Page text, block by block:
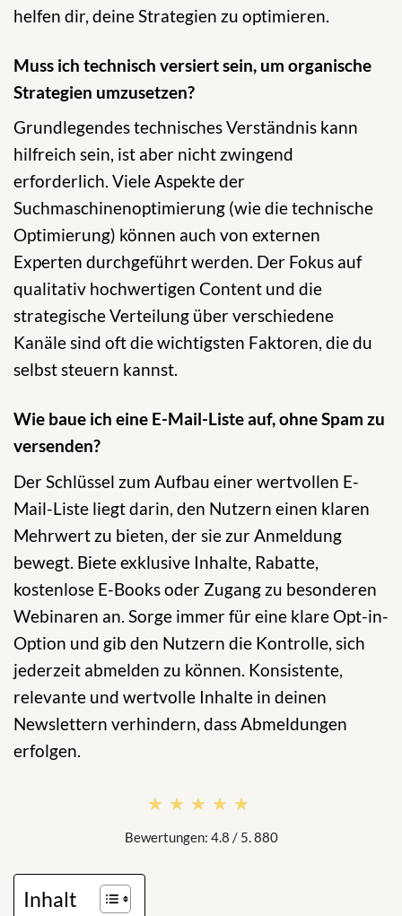
helfen dir, deine Strategien zu optimieren.
Muss ich technisch versiert sein, um organische
Strategien umzusetzen?
Grundlegendes technisches Verständnis kann
hilfreich sein, ist aber nicht zwingend
erforderlich. Viele Aspekte der
Suchmaschinenoptimierung (wie die technische
Optimierung) können auch von externen
Experten durchgeführt werden. Der Fokus auf
qualitativ hochwertigen Content und die
strategische Verteilung über verschiedene
Kanäle sind oft die wichtigsten Faktoren, die du
selbst steuern kannst.
Wie baue ich eine E-Mail-Liste auf, ohne Spam zu
versenden?
Der Schlüssel zum Aufbau einer wertvollen E-
Mail-Liste liegt darin, den Nutzern einen klaren
Mehrwert zu bieten, der sie zur Anmeldung
bewegt. Biete exklusive Inhalte, Rabatte,
kostenlose E-Books oder Zugang zu besonderen
Webinaren an. Sorge immer für eine klare Opt-in-
Option und gib den Nutzern die Kontrolle, sich
jederzeit abmelden zu können. Konsistente,
relevante und wertvolle Inhalte in deinen
Newslettern verhindern, dass Abmeldungen
erfolgen.
★★★★★
★★★★★
Bewertungen: 4.8 / 5. 880
Inhalt